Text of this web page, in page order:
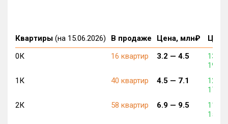
Квартиры (на 15.06.2026) В продаже Цена, млн₽
0К
16 квартир 3.2 — 4.5
137
192
1К
40 квартир 4.5 — 7.1
124
174
2К
58 квартир 6.9 — 9.5
115
153